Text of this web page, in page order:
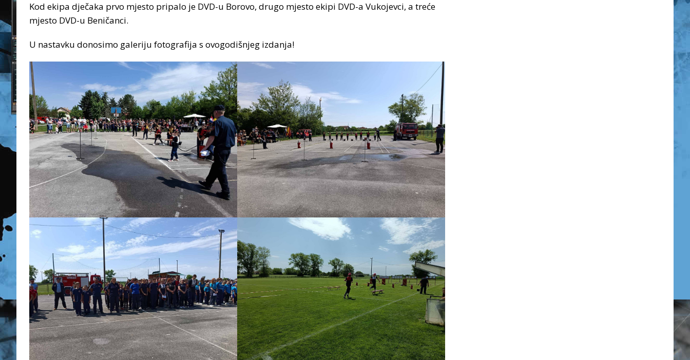
Kod ekipa dječaka prvo mjesto pripalo je DVD-u Borovo, drugo mjesto ekipi DVD-a Vukojevci, a treće
mjesto DVD-u Beničanci.
U nastavku donosimo galeriju fotografija s ovogodišnjeg izdanja!